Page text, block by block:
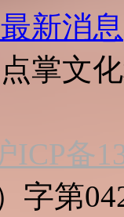
新消息
点掌文
ICP备
字第